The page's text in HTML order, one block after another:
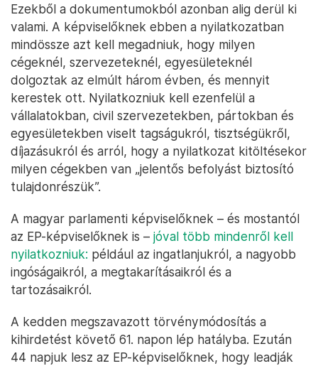
Ezekből a dokumentumokból azonban alig derül ki
valami. A képviselőknek ebben a nyilatkozatban
mindössze azt kell megadniuk, hogy milyen
cégeknél, szervezeteknél, egyesületeknél
dolgoztak az elmúlt három évben, és mennyit
kerestek ott. Nyilatkozniuk kell ezenfelül a
vállalatokban, civil szervezetekben, pártokban és
egyesületekben viselt tagságukról, tisztségükről,
díjazásukról és arról, hogy a nyilatkozat kitöltésekor
milyen cégekben van „jelentős befolyást biztosító
tulajdonrészük”.
A magyar parlamenti képviselőknek – és mostantól
az EP-képviselőknek is – jóval több mindenről kell
nyilatkozniuk: például az ingatlanjukról, a nagyobb
ingóságaikról, a megtakarításaikról és a
tartozásaikról.
A kedden megszavazott törvénymódosítás a
kihirdetést követő 61. napon lép hatályba. Ezután
44 napjuk lesz az EP-képviselőknek, hogy leadják